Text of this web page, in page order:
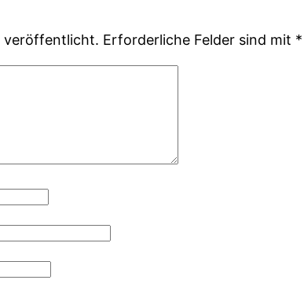
veröffentlicht. Erforderliche Felder sind mit *